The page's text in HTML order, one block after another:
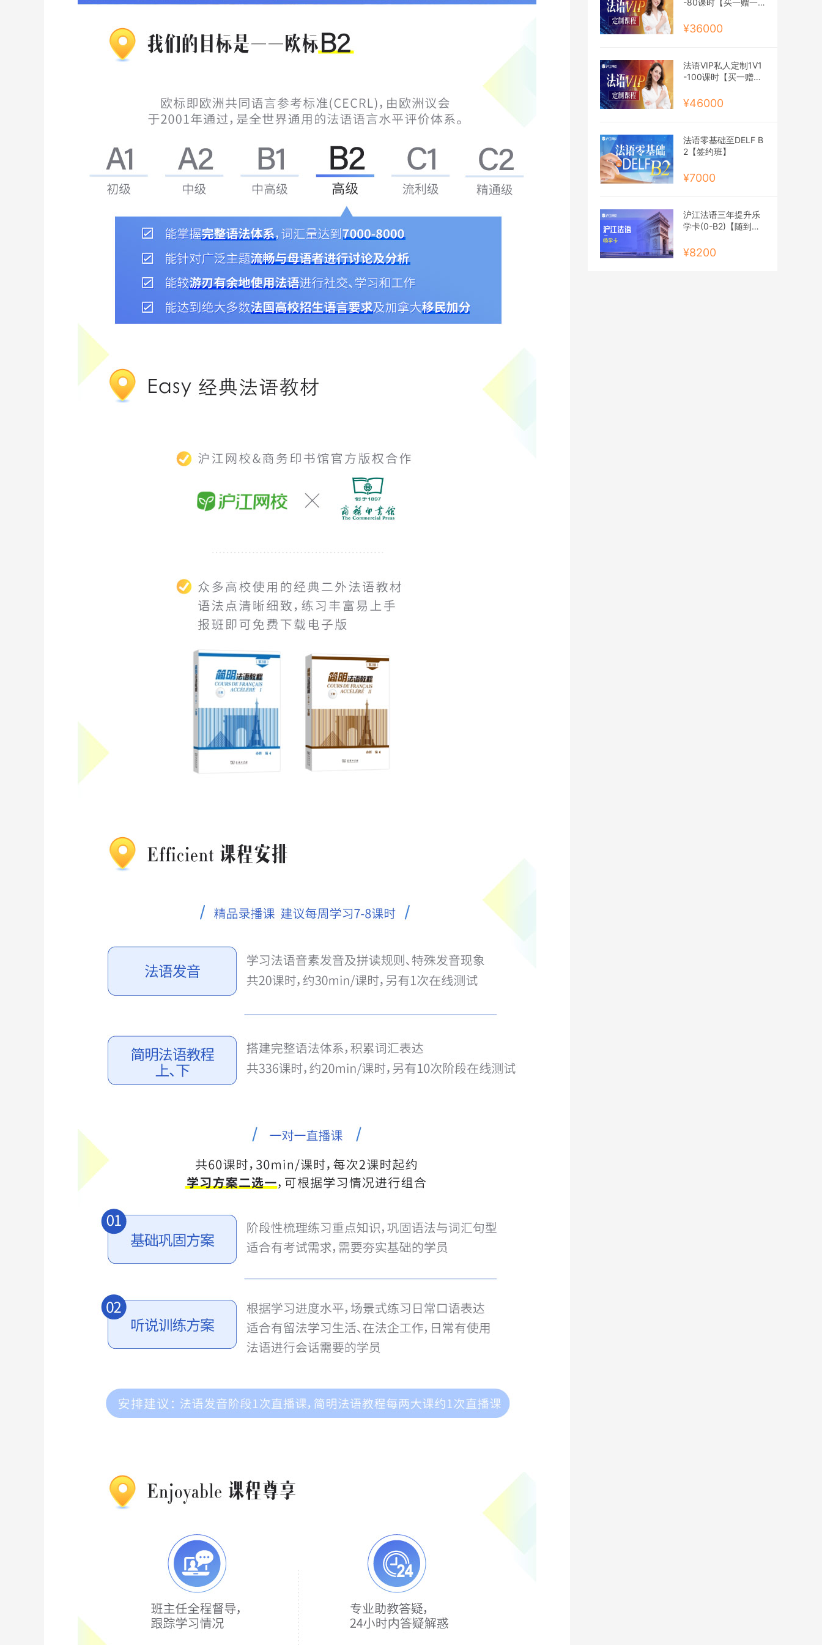
-80课时【买一赠一
¥36000
法语VIP私人定制1V1
-100课时【买一赠一
¥46000
法语零基础至DELF B
2【签约班】
¥7000
沪江法语三年提升乐
学卡(0-B2)【随到随
¥8200